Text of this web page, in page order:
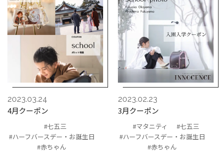
2023.03.24
4月クーポン
#七五三
#ハーフバースデー・お誕生日
#赤ちゃん
2023.02.23
3月クーポン
#マタニティ
#七五三
#ハーフバースデー・お誕生日
#赤ちゃん